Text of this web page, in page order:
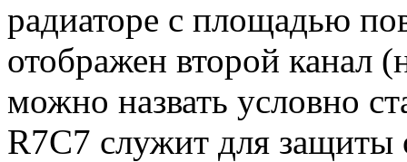
радиаторе с площадью
отображен второй канал
можно назвать условно
R7C7 служит для защиты